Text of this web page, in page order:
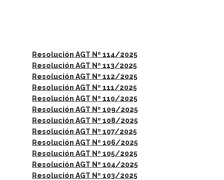
Resolución AGT Nº 114/2025
Resolución AGT Nº 113/2025
Resolución AGT Nº 112/2025
Resolución AGT Nº 111/2025
Resolución AGT Nº 110/2025
Resolución AGT Nº 109/2025
Resolución AGT Nº 108/2025
Resolución AGT Nº 107/2025
Resolución AGT Nº 106/2025
Resolución AGT Nº 105/2025
Resolución AGT Nº 104/2025
Resolución AGT Nº 103/2025